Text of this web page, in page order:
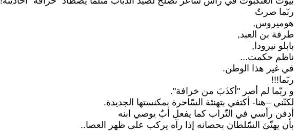
ربّما صرتُ
هوميروس,
طرفة بن العبد,
بابلو نيرودا,
ناظم حكمت...
في غير هذا الوطن.
ربّما!!!
و ربّما لم أصر "أكذَبَ من خرافة".
لكنّني –هنا- أكتفي بتهنئة السّاحرة بمكنستها الجديدة.
أدفن رأسي في التّراب كما يفعل أبٌ يوصي ابنه
بأن يهنّئ السّلطان بحصانه إذا رآه يركب على ظهر العصا..